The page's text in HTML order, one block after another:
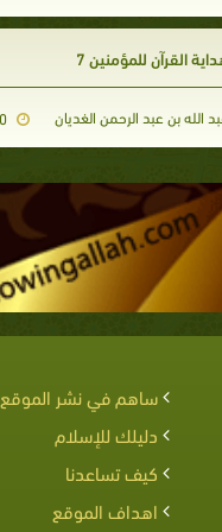
القرآن للمؤمنين 7
الله بن عبد الرحمن الغديان 2014-11-20
ساهم في نشر الموقع
دليلك للإسلام
كيف تساعدنا
اهداف الموقع